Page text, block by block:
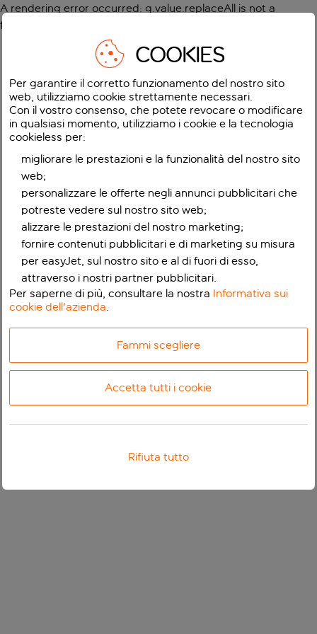
A rendering error occurred: g.value.replaceAll is not a
function
COOKIES
Per garantire il corretto funzionamento del nostro sito
web, utilizziamo cookie strettamente necessari.
Con il vostro consenso, che potete revocare o modificare
in qualsiasi momento, utilizziamo i cookie e la tecnologia
cookieless per:
migliorare le prestazioni e la funzionalità del nostro sito
web;
personalizzare le offerte negli annunci pubblicitari che
potreste vedere sul nostro sito web;
alizzare le prestazioni del nostro marketing;
fornire contenuti pubblicitari e di marketing su misura
per easyJet, sul nostro sito e al di fuori di esso,
attraverso i nostri partner pubblicitari.
Per saperne di più, consultare la nostra Informativa sui
cookie dell'azienda.
Fammi scegliere
Accetta tutti i cookie
Rifiuta tutto